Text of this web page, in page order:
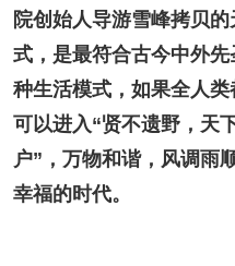
院创始人导游雪峰拷贝
式，是最符合古今中外
种生活模式，如果全人
可以进入“贤不遗野，天
户”，万物和谐，风调雨
幸福的时代。